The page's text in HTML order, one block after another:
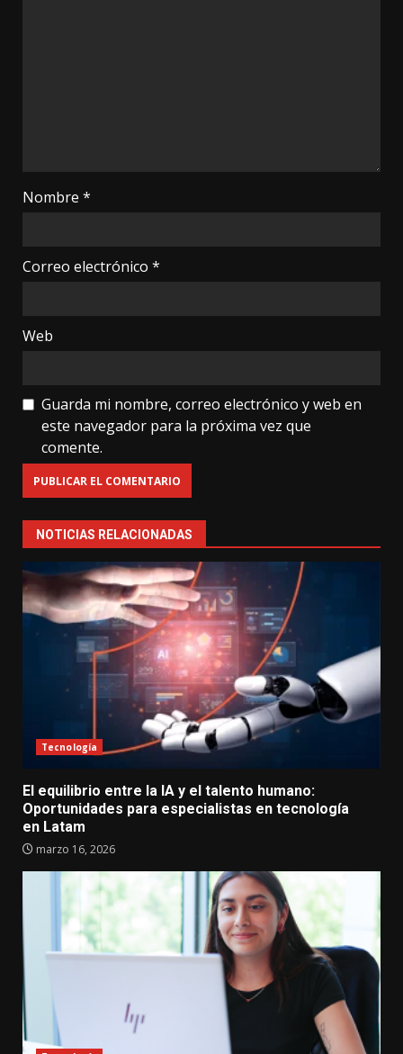
Nombre *
Correo electrónico *
Web
Guarda mi nombre, correo electrónico y web en
este navegador para la próxima vez que
comente.
NOTICIAS RELACIONADAS
Tecnología
El equilibrio entre la IA y el talento humano:
Oportunidades para especialistas en tecnología
en Latam
marzo 16, 2026